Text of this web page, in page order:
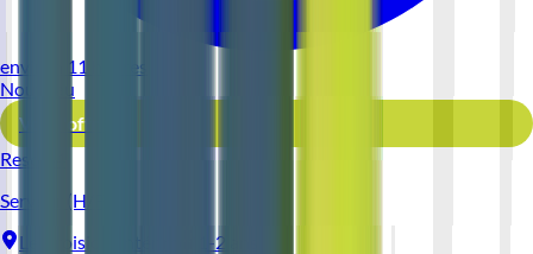
environ 11 heures
Nouveau
Voir l'offre
Reso 44
Serveur (H/F)
Le Croisic
1-2 ans